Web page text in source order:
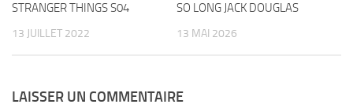
STRANGER THINGS S04
13 JUILLET 2022
SO LONG JACK DOUGLAS
13 MAI 2026
LAISSER UN COMMENTAIRE